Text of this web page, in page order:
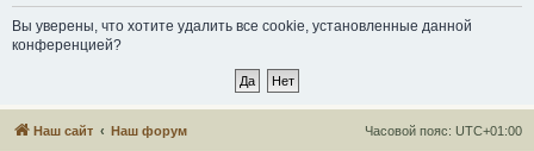
Вы уверены, что хотите удалить все cookie, установленные данной
конференцией?
Наш сайт Наш форум Часовой пояс: UTC+01:00